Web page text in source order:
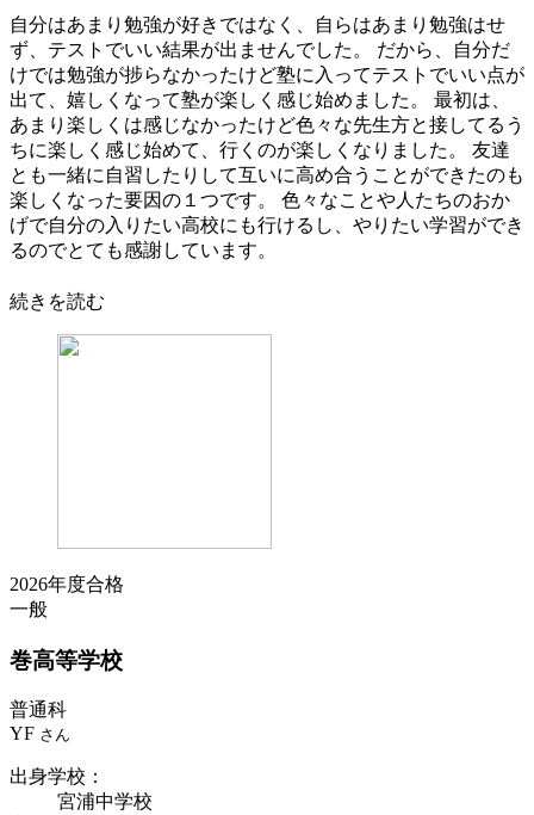
自分はあまり勉強が好きではなく、自らはあまり勉強はせ
ず、テストでいい結果が出ませんでした。 だから、自分だ
けでは勉強が捗らなかったけど塾に入ってテストでいい点が
出て、嬉しくなって塾が楽しく感じ始めました。 最初は、
あまり楽しくは感じなかったけど色々な先生方と接してるう
ちに楽しく感じ始めて、行くのが楽しくなりました。 友達
とも一緒に自習したりして互いに高め合うことができたのも
楽しくなった要因の１つです。 色々なことや人たちのおか
げで自分の入りたい高校にも行けるし、やりたい学習ができ
るのでとても感謝しています。
続きを読む
2026年度合格
一般
巻高等学校
普通科
YF さん
出身学校 ：
宮浦中学校